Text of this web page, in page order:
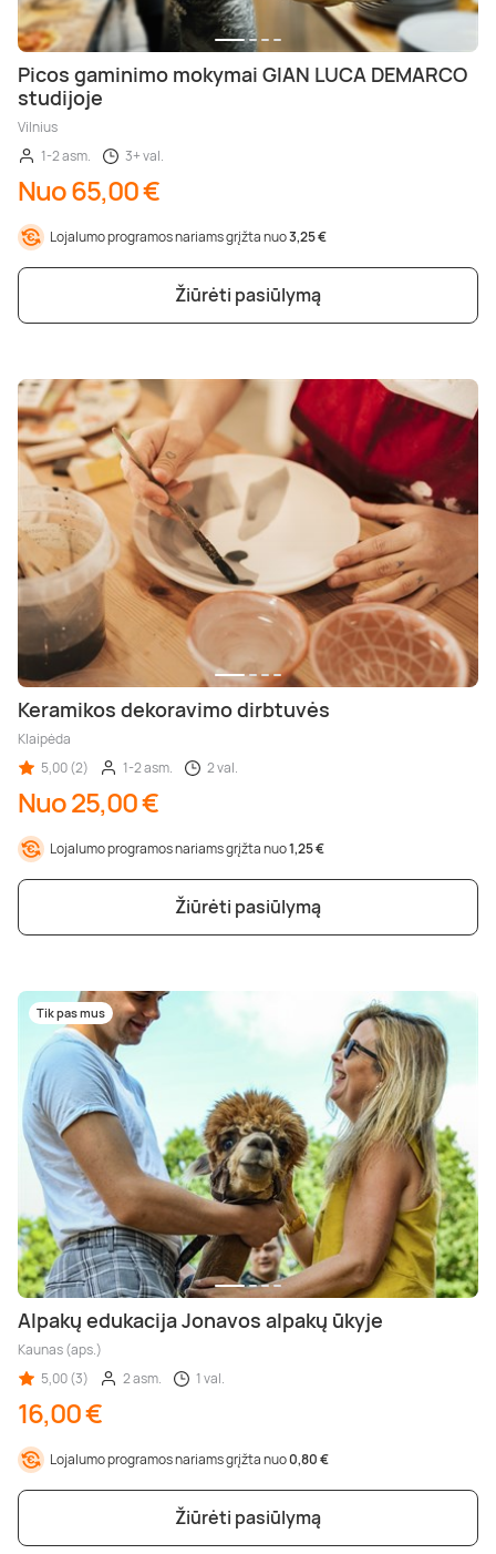
Picos gaminimo mokymai GIAN LUCA DEMARCO
studijoje
Vilnius
1-2 asm.
3+ val.
Nuo 65,00 €
Lojalumo programos nariams grįžta nuo3,25 €
Žiūrėti pasiūlymą
Keramikos dekoravimo dirbtuvės
Klaipėda
5,00 (2)
1-2 asm. 2 val.
Nuo 25,00 €
Lojalumo programos nariams grįžta nuo1,25 €
Žiūrėti pasiūlymą
Tik pas mus
Alpakų edukacija Jonavos alpakų ūkyje
Kaunas (aps.)
5,00 (3)
2 asm. 1 val.
16,00 €
Lojalumo programos nariams grįžta nuo0,80 €
Žiūrėti pasiūlymą